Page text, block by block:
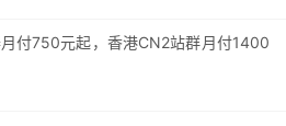
付750元起，香港CN2站群月付1400